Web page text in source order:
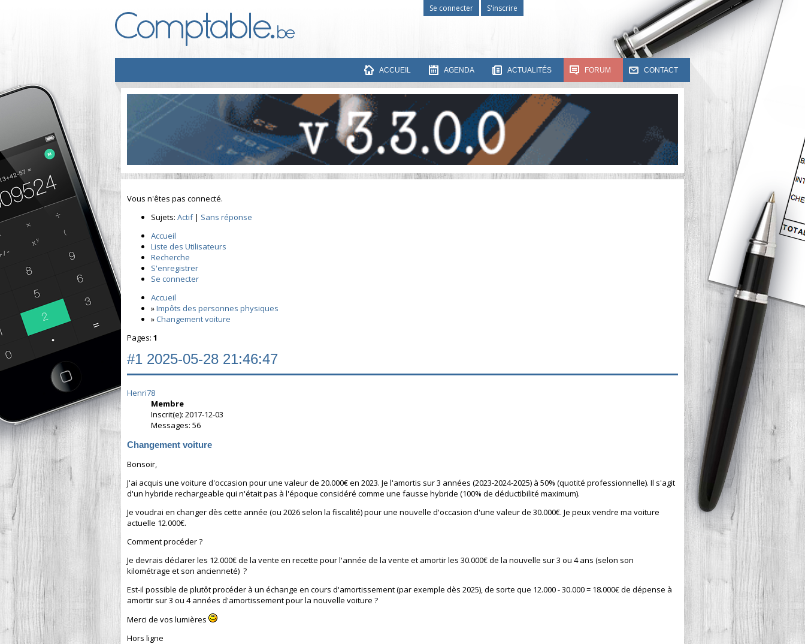
ACCUEIL AGENDA ACTUALITÉS FORUM CONTACT
Se connecter S'inscrire
Vous n'êtes pas connecté.
Sujets: Actif| Sans réponse
Accueil
Liste des Utilisateurs
Recherche
S'enregistrer
Se connecter
Accueil
»Impôts des personnes physiques
»Changement voiture
Pages: 1
#1 2025-05-28 21:46:47
Henri78
Membre
Inscrit(e): 2017-12-03
Messages: 56
Changement voiture
Bonsoir,
J'ai acquis une voiture d'occasion pour une valeur de 20.000€ en 2023. Je l'amortis sur 3 années (2023-2024-2025) à 50% (quotité professionnelle). Il s'agit
d'un hybride rechargeable qui n'était pas à l'époque considéré comme une fausse hybride (100% de déductibilité maximum).
Je voudrai en changer dès cette année (ou 2026 selon la fiscalité) pour une nouvelle d'occasion d'une valeur de 30.000€. Je peux vendre ma voiture
actuelle 12.000€.
Comment procéder ?
Je devrais déclarer les 12.000€ de la vente en recette pour l'année de la vente et amortir les 30.000€ de la nouvelle sur 3 ou 4 ans (selon son
kilométrage et son ancienneté) ?
Est-il possible de plutôt procéder à un échange en cours d'amortissement (par exemple dès 2025), de sorte que 12.000 - 30.000 = 18.000€ de dépense à
amortir sur 3 ou 4 années d'amortissement pour la nouvelle voiture ?
Merci de vos lumières
Hors ligne